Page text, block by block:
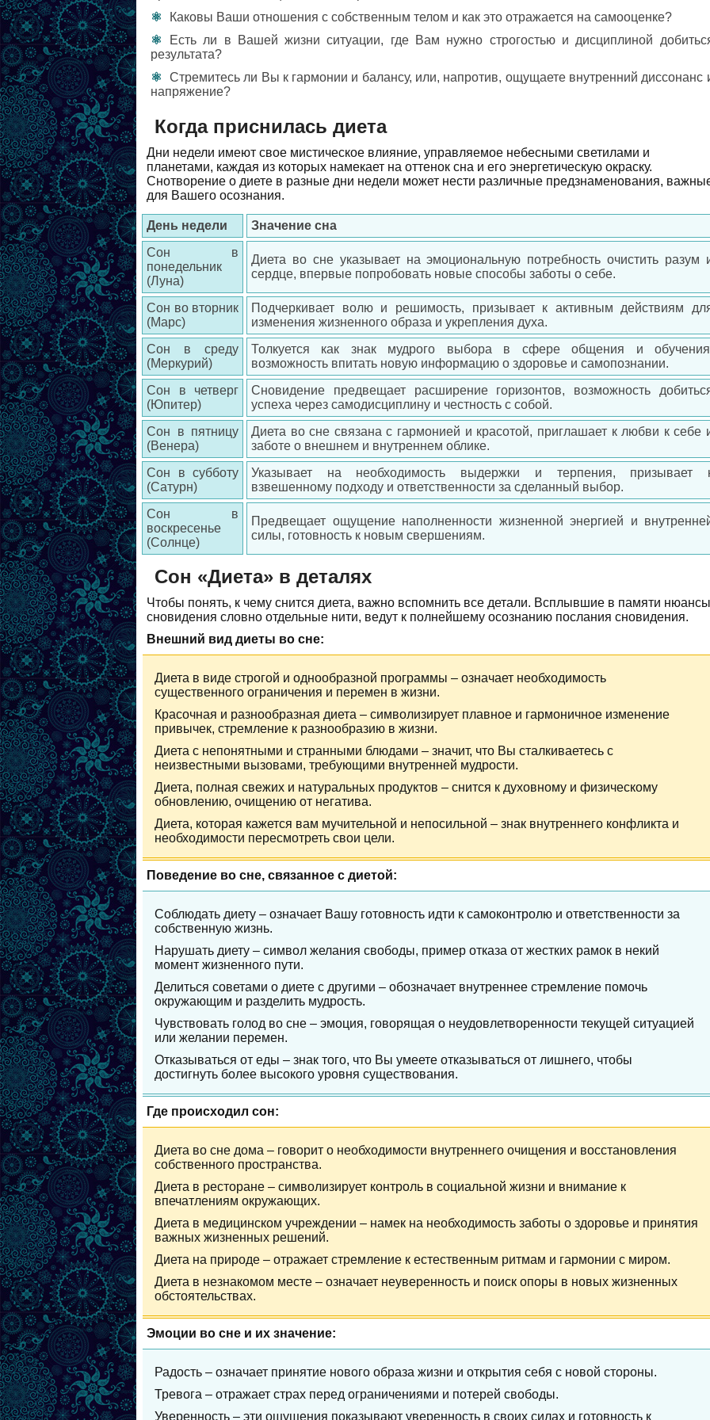
Каковы Ваши отношения с собственным телом и как это отражается на самооценке?
Есть ли в Вашей жизни ситуации, где Вам нужно строгостью и дисциплиной
результата?
Стремитесь ли Вы к гармонии и балансу, или, напротив, ощущаете внутренний диссонанс
напряжение?
Когда приснилась диета
Дни недели имеют свое мистическое влияние, управляемое небесными светилами и
планетами, каждая из которых намекает на оттенок сна и его энергетическую окраску.
Снотворение о диете в разные дни недели может нести различные предзнаменования,
для Вашего осознания.
День недели
Значение сна
Сон в
понедельник
(Луна)
Диета во сне указывает на эмоциональную потребность очистить разум
сердце, впервые попробовать новые способы заботы о себе.
Сон во вторник
(Марс)
Подчеркивает волю и решимость, призывает к активным действиям
изменения жизненного образа и укрепления духа.
Сон в среду
(Меркурий)
Толкуется как знак мудрого выбора в сфере общения и
возможность впитать новую информацию о здоровье и самопознании.
Сон в четверг
(Юпитер)
Сновидение предвещает расширение горизонтов, возможность
успеха через самодисциплину и честность с собой.
Сон в пятницу
(Венера)
Диета во сне связана с гармонией и красотой, приглашает к любви к себе
заботе о внешнем и внутреннем облике.
Сон в субботу
(Сатурн)
Указывает на необходимость выдержки и терпения, призывает
взвешенному подходу и ответственности за сделанный выбор.
Сон в
воскресенье
(Солнце)
Предвещает ощущение наполненности жизненной энергией и
силы, готовность к новым свершениям.
Сон «Диета» в деталях
Чтобы понять, к чему снится диета, важно вспомнить все детали. Всплывшие в памяти нюансы
сновидения словно отдельные нити, ведут к полнейшему осознанию послания сновидения.
Внешний вид диеты во сне:
Диета в виде строгой и однообразной программы – означает необходимость
существенного ограничения и перемен в жизни.
Красочная и разнообразная диета – символизирует плавное и гармоничное изменение
привычек, стремление к разнообразию в жизни.
Диета с непонятными и странными блюдами – значит, что Вы сталкиваетесь с
неизвестными вызовами, требующими внутренней мудрости.
Диета, полная свежих и натуральных продуктов – снится к духовному и физическому
обновлению, очищению от негатива.
Диета, которая кажется вам мучительной и непосильной – знак внутреннего конфликта и
необходимости пересмотреть свои цели.
Поведение во сне, связанное с диетой:
Соблюдать диету – означает Вашу готовность идти к самоконтролю и ответственности за
собственную жизнь.
Нарушать диету – символ желания свободы, пример отказа от жестких рамок в некий
момент жизненного пути.
Делиться советами о диете с другими – обозначает внутреннее стремление помочь
окружающим и разделить мудрость.
Чувствовать голод во сне – эмоция, говорящая о неудовлетворенности текущей ситуацией
или желании перемен.
Отказываться от еды – знак того, что Вы умеете отказываться от лишнего, чтобы
достигнуть более высокого уровня существования.
Где происходил сон:
Диета во сне дома – говорит о необходимости внутреннего очищения и восстановления
собственного пространства.
Диета в ресторане – символизирует контроль в социальной жизни и внимание к
впечатлениям окружающих.
Диета в медицинском учреждении – намек на необходимость заботы о здоровье и принятия
важных жизненных решений.
Диета на природе – отражает стремление к естественным ритмам и гармонии с миром.
Диета в незнакомом месте – означает неуверенность и поиск опоры в новых жизненных
обстоятельствах.
Эмоции во сне и их значение:
Радость – означает принятие нового образа жизни и открытия себя с новой стороны.
Тревога – отражает страх перед ограничениями и потерей свободы.
Уверенность – эти ощущения показывают уверенность в своих силах и готовность к